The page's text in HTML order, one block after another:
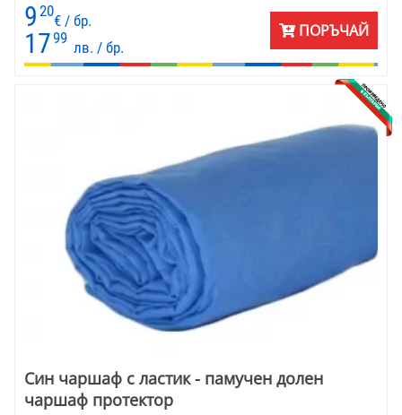
9 20
€ / бр.
1799
лв. / бр.
ПОРЪЧАЙ
Син чаршаф с ластик - памучен долен
чаршаф протектор